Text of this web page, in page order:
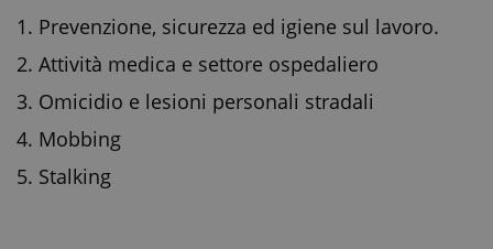
Prevenzione, sicurezza ed igiene sul lavoro.
Attività medica e settore ospedaliero
Omicidio e lesioni personali stradali
Mobbing
Stalking